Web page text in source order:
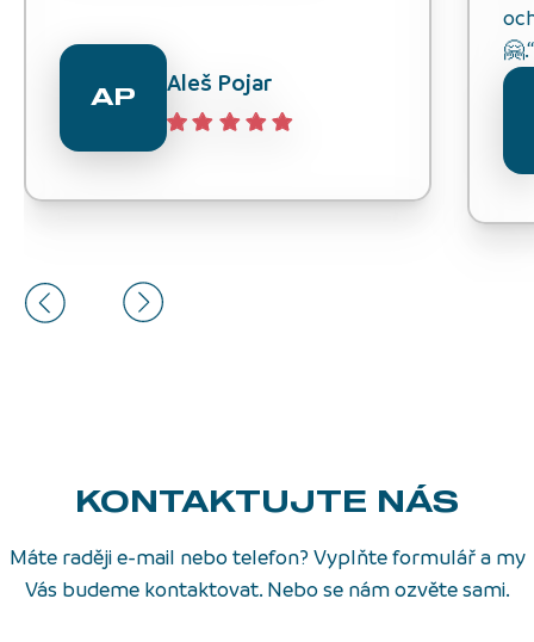
AP Aleš Pojar
KONTAKTUJTE NÁS
Máte raději e-mail nebo telefon? Vyplňte formulář a my
Vás budeme kontaktovat. Nebo se nám ozvěte sami.